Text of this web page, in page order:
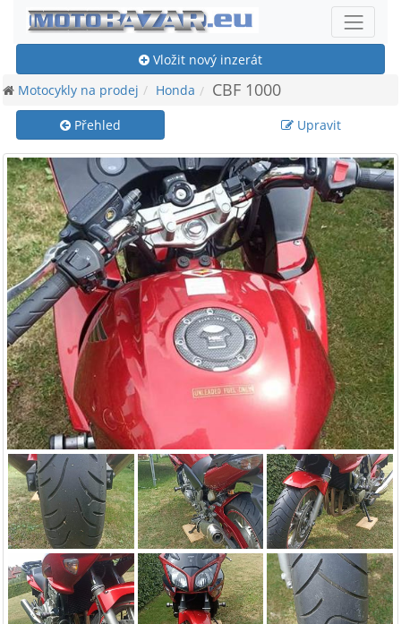
Vložit nový inzerát
Motocykly na prodej
Honda CBF 1000
Přehled Upravit